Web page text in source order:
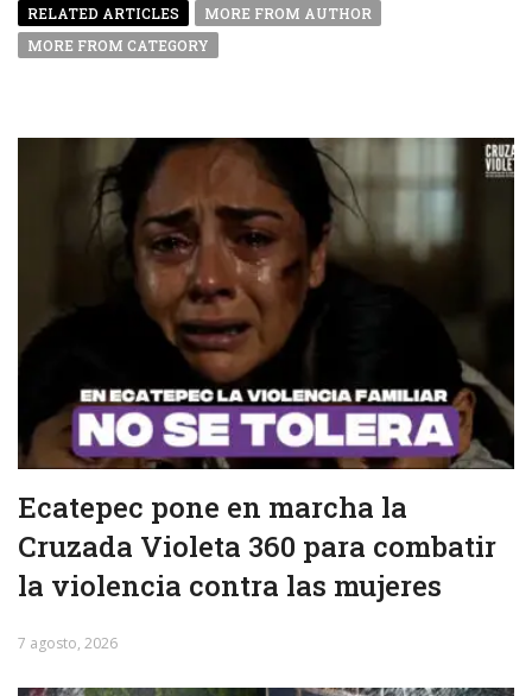
RELATED ARTICLES
MORE FROM AUTHOR
MORE FROM CATEGORY
Ecatepec pone en marcha la
Cruzada Violeta 360 para combatir
la violencia contra las mujeres
7 agosto, 2026